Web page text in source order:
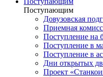
Поступающим
Довузовская
Приемная
Поступление на
Поступление в
Поступление в
Дни открытых
Проект